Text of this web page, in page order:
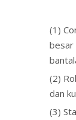
(1)
besar
(2)
dan
(3)